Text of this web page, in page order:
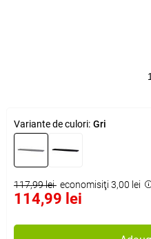
Variante de culori: Gri
117,99 lei economisiţi 3,00 lei
114,99 lei